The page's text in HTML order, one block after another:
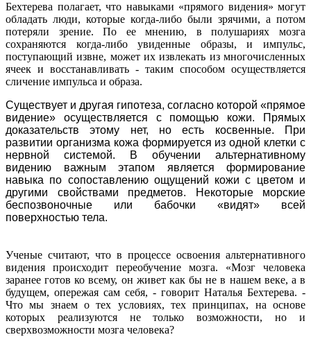
Бехтерева полагает, что навыками «прямого видения» могут
обладать люди, которые когда-либо были зрячими, а потом
потеряли зрение. По ее мнению, в полушариях мозга
сохраняются когда-либо увиденные образы, и импульс,
поступающий извне, может их извлекать из многочисленных
ячеек и восстанавливать - таким способом осуществляется
сличение импульса и образа.
Существует и другая гипотеза, согласно которой «прямое
видение» осуществляется с помощью кожи. Прямых
доказательств этому нет, но есть косвенные. При
развитии организма кожа формируется из одной клетки с
нервной системой. В обучении альтернативному
видению важным этапом является формирование
навыка по сопоставлению ощущений кожи с цветом и
другими свойствами предметов. Некоторые морские
беспозвоночные или бабочки «видят» всей
поверхностью тела.
Ученые считают, что в процессе освоения альтернативного
видения происходит переобучение мозга. «Мозг человека
заранее готов ко всему, он живет как бы не в нашем веке, а в
будущем, опережая сам себя, - говорит Наталья Бехтерева. -
Что мы знаем о тех условиях, тех принципах, на основе
которых реализуются не только возможности, но и
сверхвозможности мозга человека?